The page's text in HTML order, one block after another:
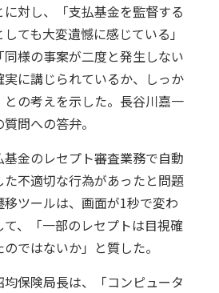
対し、「支払基金を監督する
ても大変遺憾に感じている」
同様の事案が二度と発生しない
に講じられているか、しっか
との考えを示した。長谷川嘉一
問への答弁。
金のレセプト審査業務で自動
不適切な行為があったと問題
ツールは、画面が1秒で変わ
、「一部のレセプトは目視確
ではないか」と質した。
均保険局長は、「コンピュータ